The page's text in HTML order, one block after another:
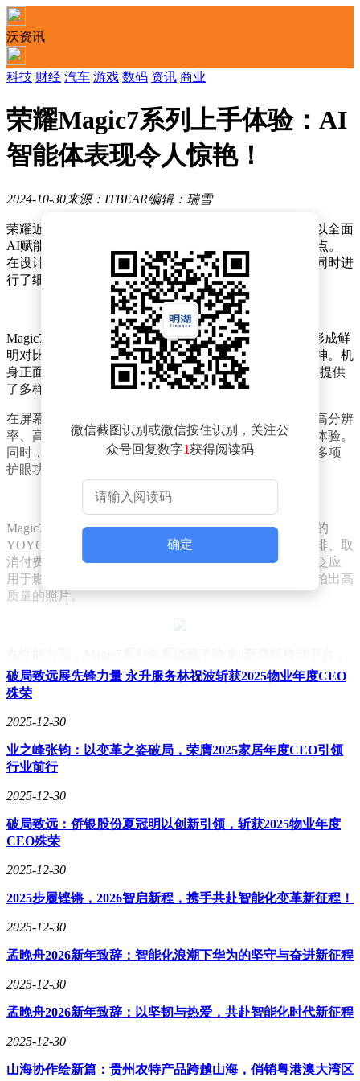
沃资讯
科技 财经 汽车 游戏 数码 资讯 商业
荣耀Magic7系列上手体验：AI
智能体表现令人惊艳！
2024-10-30来源：ITBEAR编辑：瑞雪
荣耀近日推出了全新旗舰手机——Magic7系列，该系列以全面
AI赋能和领先的技术配置，成为了市场上备受瞩目的焦点。
在设计上，Magic7系列延续了上一代产品的经典元素，同时进
行了细微调整，呈现出更加简洁、协调的外观。
Magic7系列的品牌logo采用了竖排设计，与前几代产品形成鲜
明对比，展示了荣耀对于设计细节的不断追求和创新精神。机
身正面采用了标准版直屏设计和Pro版曲屏设计，为用户提供
了多样化的手感选择。
在屏幕方面，Magic7系列配备了顶级的屏幕素质，包括高分辨
率、高刷新率、高峰值亮度等，为用户带来极致的视觉体验。
同时，该系列还引入了AI自然光绿洲护眼屏技术，通过多项
护眼功能，有效保护用户的眼睛健康。
Magic7系列最大的亮点在于其强大的AI能力。通过内置的
YOYO智能体，用户可以实现多种自动化操作，如点咖啡、取
消付费订阅等，极大提升了手机使用的便捷性。AI还广泛应
用于影像系统中，通过智能识别和优化，帮助用户轻松拍出高
质量的照片。
凭借强大的处理能力和高效的能耗控制，为用户提供了流畅稳
定的游戏体验。同时，该系列还配备了多项通信技术，确保用
素质和强大的性能表现，成为了当下智能手机市场中的佼佼
者。无论是追求极致体验的科技爱好者，还是注重实用性的普
微信截图识别或微信按住识别，关注公
众号回复数字1获得阅读码
确定
破局致远展先锋力量 永升服务林祝波斩获2025物业年度CEO
殊荣
2025-12-30
业之峰张钧：以变革之姿破局，荣膺2025家居年度CEO引领
行业前行
2025-12-30
破局致远：侨银股份夏冠明以创新引领，斩获2025物业年度
CEO殊荣
2025-12-30
2025步履铿锵，2026智启新程，携手共赴智能化变革新征程！
2025-12-30
孟晚舟2026新年致辞：智能化浪潮下华为的坚守与奋进新征程
2025-12-30
孟晚舟2026新年致辞：以坚韧与热爱，共赴智能化时代新征程
2025-12-30
山海协作绘新篇：贵州农特产品跨越山海，俏销粤港澳大湾区